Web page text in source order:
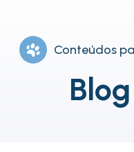
Conteúdos